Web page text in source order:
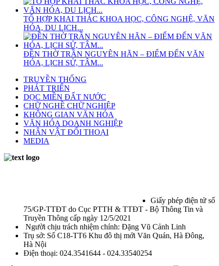
TỔ HỢP KHAI THÁC KHOA HỌC, CÔNG NGHỆ, VĂN
HÓA, DU LỊCH...
ĐỀN THỜ TRẦN NGUYÊN HÃN – ĐIỂM ĐẾN VĂN
HÓA, LỊCH SỬ, TÂM...
TRUYỀN THỐNG
PHÁT TRIỂN
DỌC MIỀN ĐẤT NƯỚC
CHỮ NGHỀ CHỮ NGHIỆP
KHÔNG GIAN VĂN HÓA
VĂN HÓA DOANH NGHIỆP
NHÂN VẬT ĐỐI THOẠI
MEDIA
Giấy phép điện tử số
75/GP-TTĐT do Cục PTTH & TTĐT - Bộ Thông Tin và
Truyền Thông cấp ngày 12/5/2021
Người chịu trách nhiệm chính: Đặng Vũ Cảnh Linh
Trụ sở: Số C18-TT6 Khu đô thị mới Văn Quán, Hà Đông,
Hà Nội
Điện thoại: 024.3541644 - 024.33540254